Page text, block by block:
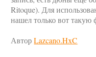
Ritoque). Для
нашел только вот
АвторLazcano.HxC